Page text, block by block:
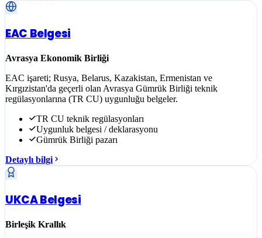
EAC Belgesi
Avrasya Ekonomik Birliği
EAC işareti; Rusya, Belarus, Kazakistan, Ermenistan ve
Kırgızistan'da geçerli olan Avrasya Gümrük Birliği teknik
regülasyonlarına (TR CU) uygunluğu belgeler.
TR CU teknik regülasyonları
Uygunluk belgesi / deklarasyonu
Gümrük Birliği pazarı
Detaylı bilgi
UKCA Belgesi
Birleşik Krallık